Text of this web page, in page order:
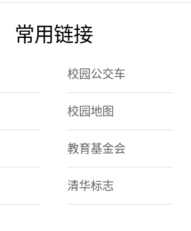
常用链接
校园公交车
校园地图
教育基金会
清华标志